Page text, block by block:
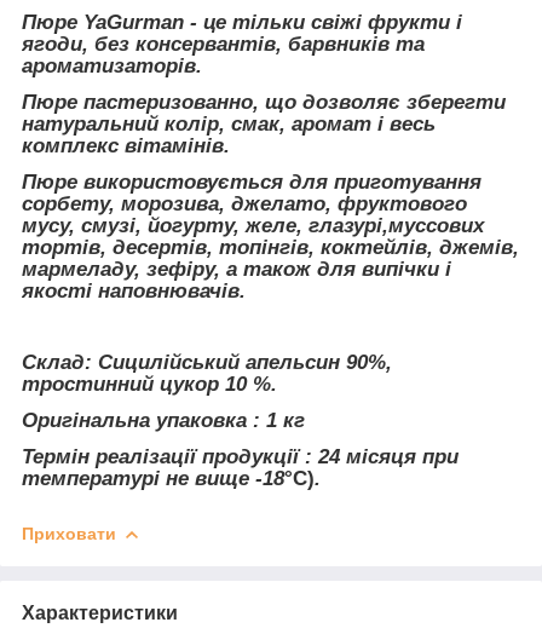
Пюре YaGurman - це тільки свіжі фрукти і
ягоди, без консервантів, барвників та
ароматизаторів.
Пюре пастеризованно, що дозволяє зберегти
натуральний колір, смак, аромат і весь
комплекс вітамінів.
Пюре використовується для приготування
сорбету, морозива, джелато, фруктового
мусу, смузі, йогурту, желе, глазурі,муссових
тортів, десертів, топінгів, коктейлів, джемів,
мармеладу, зефіру, а також для випічки і
якості наповнювачів.
Склад: Сицилійський апельсин 90%,
тростинний цукор 10 %.
Оригінальна упаковка : 1 кг
Термін реалізації продукції : 24 місяця при
температурі не вище -18°С).
Приховати
Характеристики